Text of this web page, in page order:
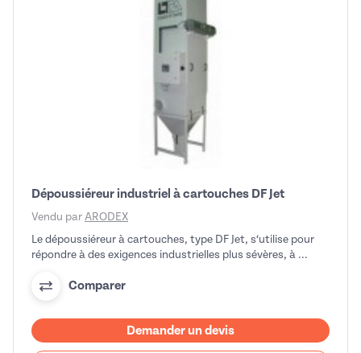
Dépoussiéreur industriel à cartouches DF Jet
Vendu par ARODEX
Le dépoussiéreur à cartouches, type DF Jet, s‘utilise pour
répondre à des exigences industrielles plus sévères, à ...
Comparer
Demander un devis